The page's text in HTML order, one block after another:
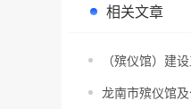
相关文章
（殡仪馆）建
龙南市殡仪馆